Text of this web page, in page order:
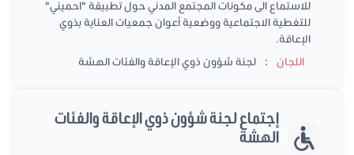
للاستماع الى مكونات المجتمع المدني حول تطبيقة "احميني"
للتغطية الاجتماعية ووضعية أعوان جمعيات العناية بذوي
الإعاقة.
اللجان : لجنة شؤون ذوي الإعاقة والفئات الهشة
إجتماع لجنة شؤون ذوي الإعاقة والفئات
الهشة